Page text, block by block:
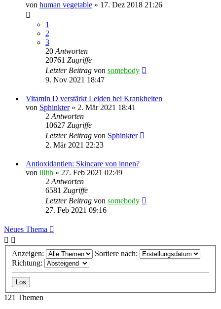
von human vegetable » 17. Dez 2018 21:26
1
2
3
20 Antworten
20761 Zugriffe
Letzter Beitrag von somebody
9. Nov 2021 18:47
Vitamin D verstärkt Leiden bei Krankheiten
von Sphinkter» 2. Mär 2021 18:41
2 Antworten
10627 Zugriffe
Letzter Beitrag von Sphinkter
2. Mär 2021 22:23
Antioxidantien: Skincare von innen?
von illith » 27. Feb 2021 02:49
2 Antworten
6581 Zugriffe
Letzter Beitrag von somebody
27. Feb 2021 09:16
Neues Thema
Anzeigen:
Sortiere nach:
Richtung:
121 Themen